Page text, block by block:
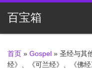
Skip to content
百宝箱
首页 » Gospel » 圣经与其
经》、《可兰经》、《佛